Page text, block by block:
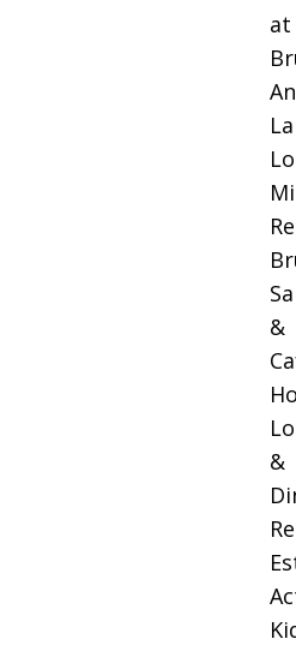
at
&
&